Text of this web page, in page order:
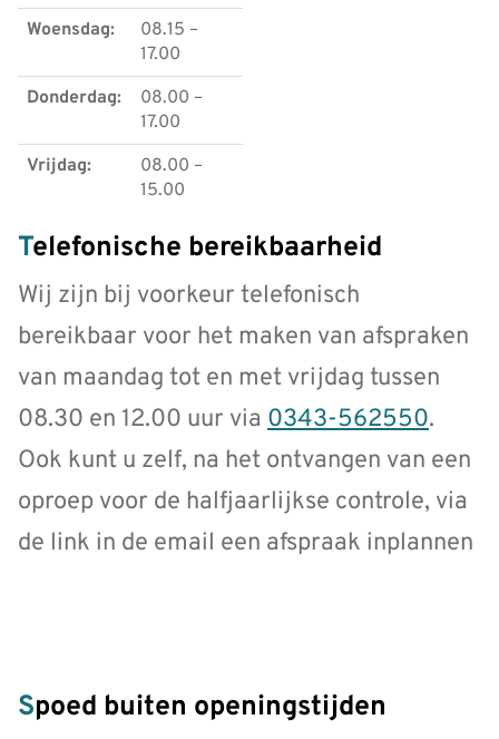
Woensdag:
08.15 –
17.00
Donderdag:
08.00 –
17.00
Vrijdag:
08.00 –
15.00
Telefonische bereikbaarheid
Wij zijn bij voorkeur telefonisch
bereikbaar voor het maken van afspraken
van maandag tot en met vrijdag tussen
08.30 en 12.00 uur via 0343-562550.
Ook kunt u zelf, na het ontvangen van een
oproep voor de halfjaarlijkse controle, via
de link in de email een afspraak inplannen
Spoed buiten openingstijden